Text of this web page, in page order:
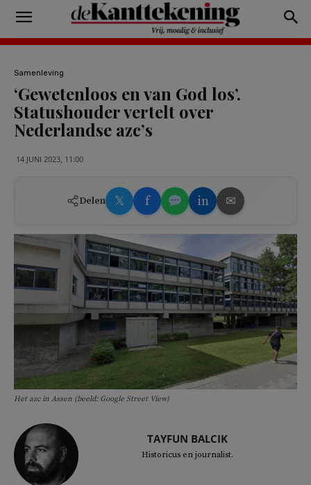
Samenleving
‘Gewetenloos en van God los’.
Statushouder vertelt over
Nederlandse azc’s
14 JUNI 2023, 11:00
Delen 𝕏 f in ✉
Het azc in Assen (beeld: Google Street View)
TAYFUN BALCIK
Historicus en journalist.